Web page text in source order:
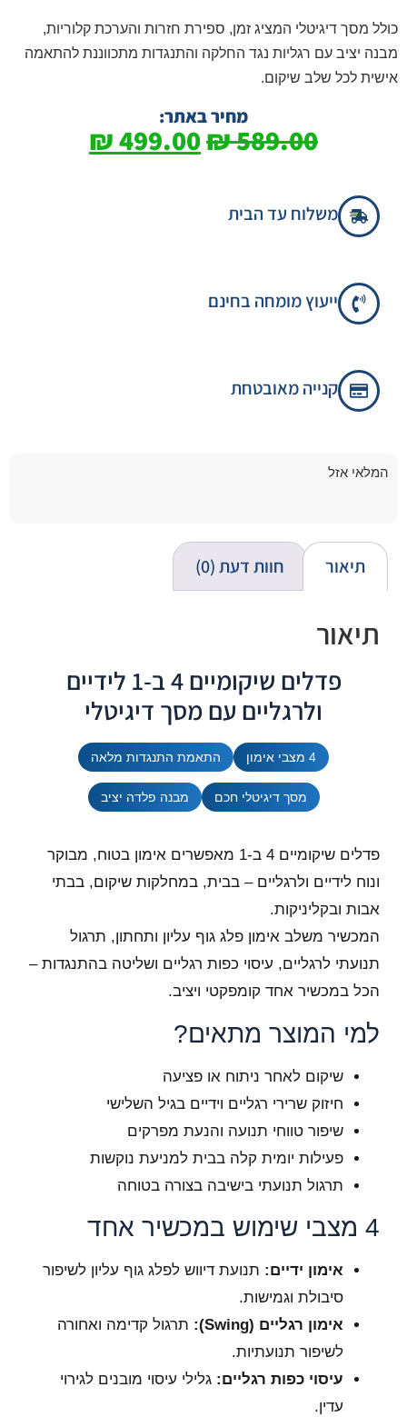
כולל מסך דיגיטלי המציג זמן, ספירת חזרות והערכת קלוריות,
מבנה יציב עם רגליות נגד החלקה והתנגדות מתכווננת להתאמה
אישית לכל שלב שיקום.
מחיר באתר:
589.00
₪
499.00
₪
משלוח עד הבית
ייעוץ מומחה בחינם
קנייה מאובטחת
המלאי אזל
תיאור חוות דעת (0)
תיאור
פדלים שיקומיים 4 ב-1 לידיים
ולרגליים עם מסך דיגיטלי
4 מצבי אימון התאמת התנגדות מלאה
מסך דיגיטלי חכם מבנה פלדה יציב
פדלים שיקומיים 4 ב-1 מאפשרים אימון בטוח, מבוקר
ונוח לידיים ולרגליים – בבית, במחלקות שיקום, בבתי
אבות ובקליניקות.
המכשיר משלב אימון פלג גוף עליון ותחתון, תרגול
תנועתי לרגליים, עיסוי כפות רגליים ושליטה בהתנגדות –
הכל במכשיר אחד קומפקטי ויציב.
למי המוצר מתאים?
שיקום לאחר ניתוח או פציעה
חיזוק שרירי רגליים וידיים בגיל השלישי
שיפור טווחי תנועה והנעת מפרקים
פעילות יומית קלה בבית למניעת נוקשות
תרגול תנועתי בישיבה בצורה בטוחה
4 מצבי שימוש במכשיר אחד
אימון ידיים: תנועת דיווש לפלג גוף עליון לשיפור
סיבולת וגמישות.
אימון רגליים (Swing):
תרגול קדימה ואחורה
לשיפור תנועתיות.
עיסוי כפות רגליים: גלילי עיסוי מובנים לגירוי
עדין.